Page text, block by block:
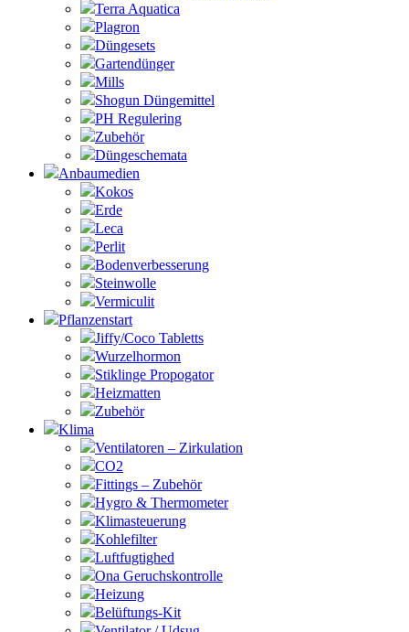
Terra Aquatica
Plagron
Düngesets
Gartendünger
Mills
Shogun Düngemittel
PH Regulering
Zubehör
Düngeschemata
Anbaumedien
Kokos
Erde
Leca
Perlit
Bodenverbesserung
Steinwolle
Vermiculit
Pflanzenstart
Jiffy/Coco Tabletts
Wurzelhormon
Stiklinge Propogator
Heizmatten
Zubehör
Klima
Ventilatoren – Zirkulation
CO2
Fittings – Zubehör
Hygro & Thermometer
Klimasteuerung
Kohlefilter
Luftfugtighed
Ona Geruchskontrolle
Heizung
Belüftungs-Kit